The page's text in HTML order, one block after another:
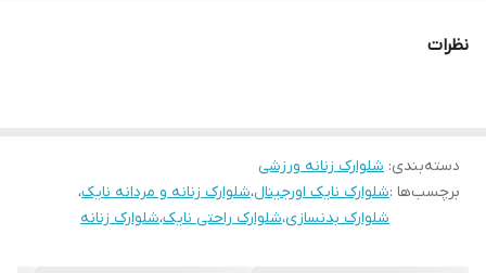
نظرات
دسته‌بندی: شلوارک زنانه ورزشی
برچسب‌ها :شلوارک نایک اورجینال،شلوارک زنانه و مردانه نایک،
شلوارک بدنسازی،شلوارک راحتی نایک،شلوارک زنانه